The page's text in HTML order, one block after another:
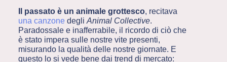
Il passato è un animale grottesco, recitava
una canzone degliAnimal Collective.
Paradossale e inafferrabile, il ricordo di ciò che
è stato impera sulle nostre vite presenti,
misurando la qualità delle nostre giornate. E
questo lo si vede bene dai trend di mercato: